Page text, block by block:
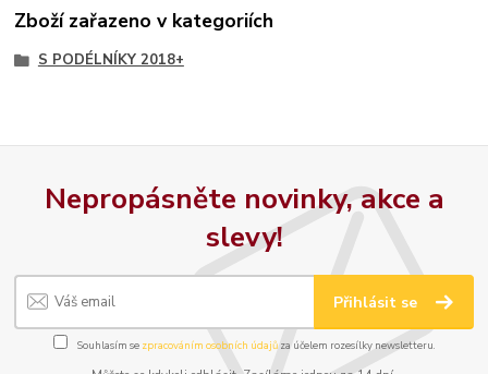
Zboží zařazeno v kategoriích
S PODÉLNÍKY 2018+
Nepropásněte novinky, akce a
slevy!
Přihlásit se
Souhlasím se zpracováním osobních údajůza účelem rozesílky newsletteru.